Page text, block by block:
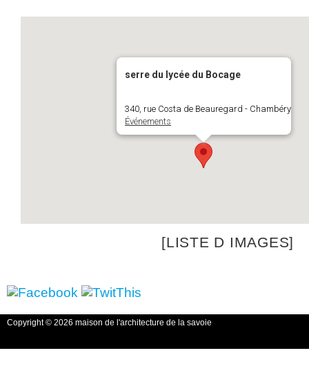
serre du lycée du Bocage
340, rue Costa de Beauregard - Chambéry
Événements
[LISTE D IMAGES]
Copyright © 2026 maison de l'architecture de la savoie